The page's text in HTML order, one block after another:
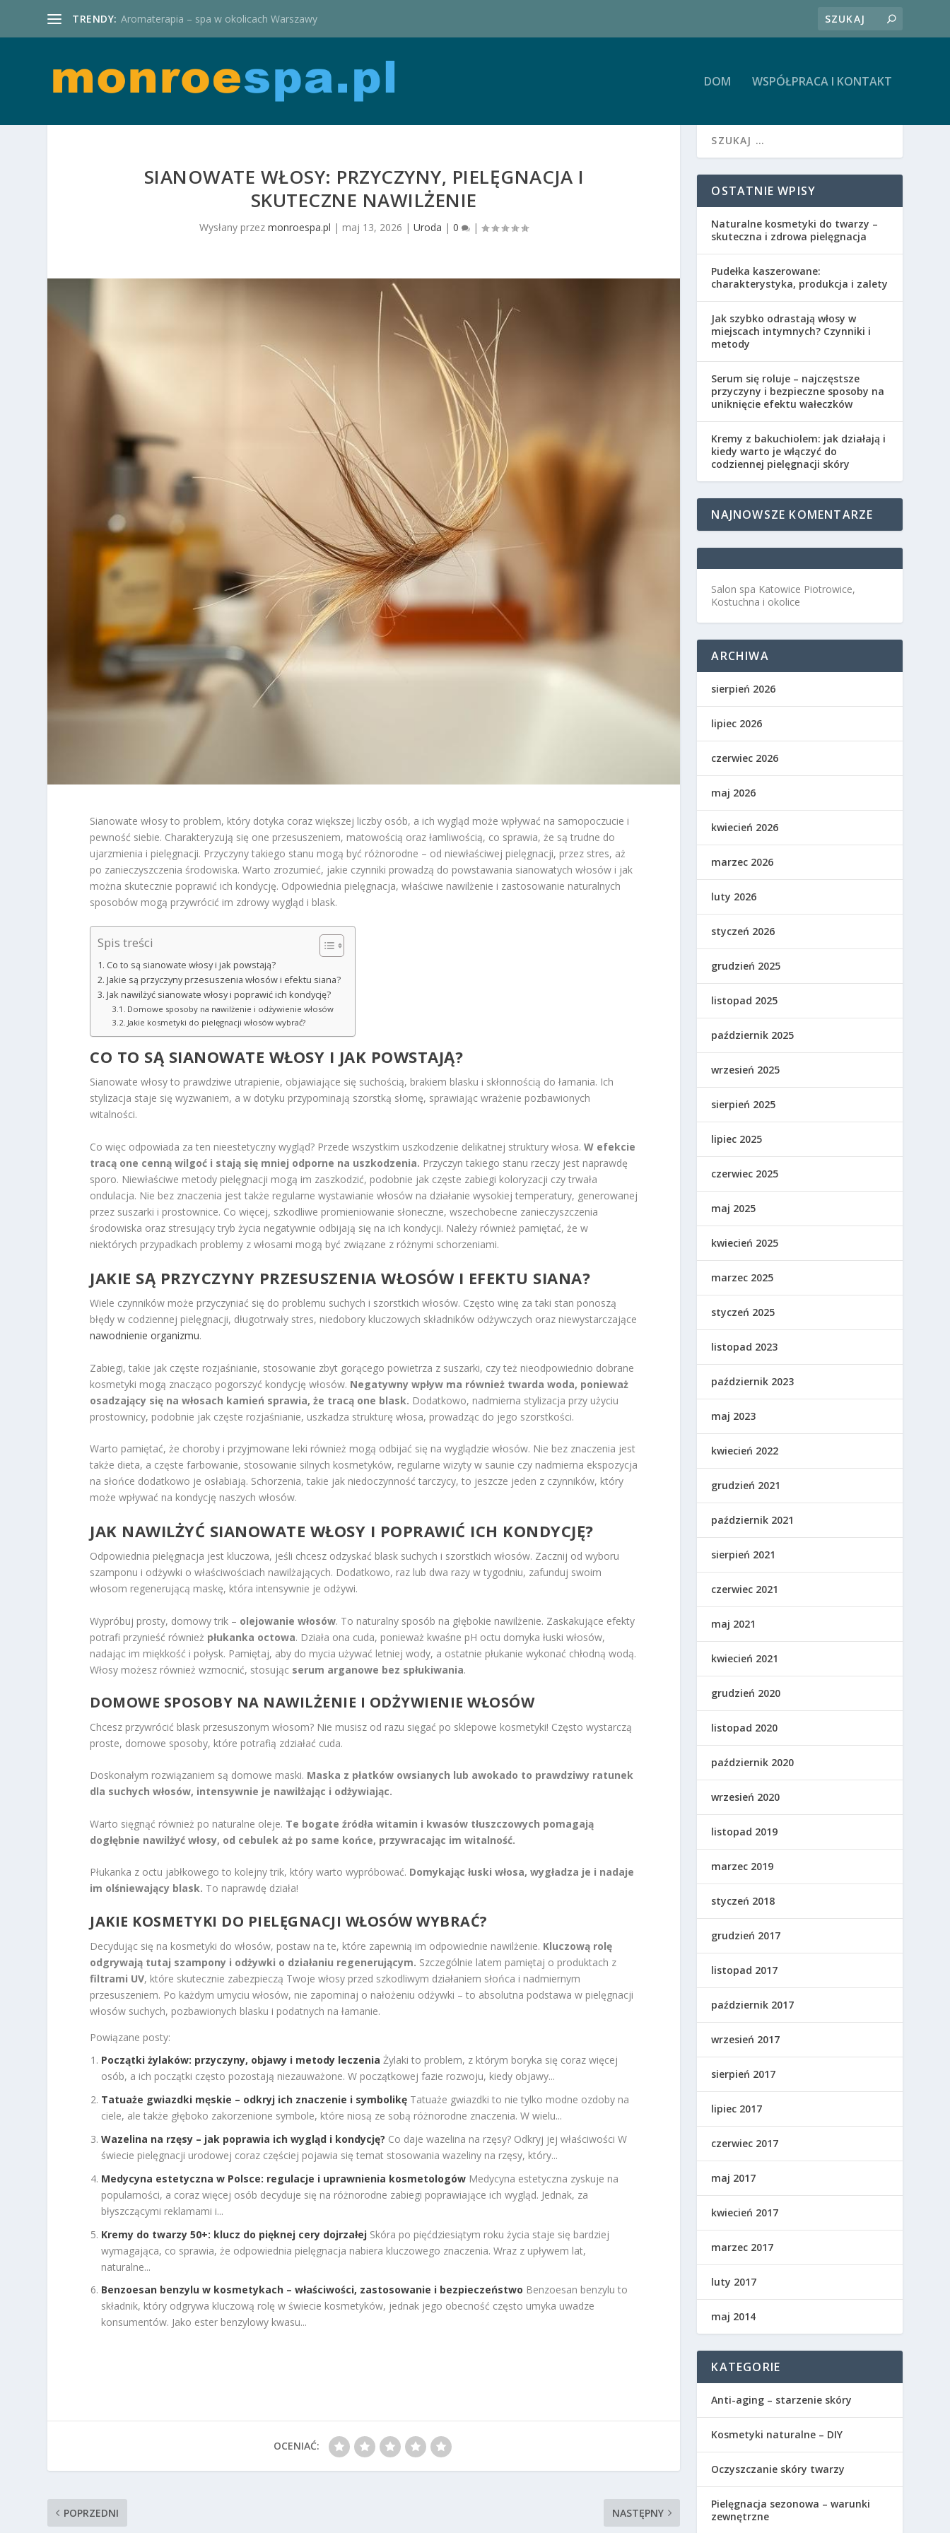
TRENDY: Aromaterapia – spa w okolicach Warszawy
DOM WSPÓŁPRACA I KONTAKT
SIANOWATE WŁOSY: PRZYCZYNY, PIELĘGNACJA I
SKUTECZNE NAWILŻENIE
Wysłany przezmonroespa.pl | maj 13, 2026 |Uroda |0 |
Sianowate włosy to problem, który dotyka coraz większej liczby osób, a ich wygląd może wpływać na samopoczucie i
pewność siebie. Charakteryzują się one przesuszeniem, matowością oraz łamliwością, co sprawia, że są trudne do
ujarzmienia i pielęgnacji. Przyczyny takiego stanu mogą być różnorodne – od niewłaściwej pielęgnacji, przez stres, aż
po zanieczyszczenia środowiska. Warto zrozumieć, jakie czynniki prowadzą do powstawania sianowatych włosów i jak
można skutecznie poprawić ich kondycję. Odpowiednia pielęgnacja, właściwe nawilżenie i zastosowanie naturalnych
sposobów mogą przywrócić im zdrowy wygląd i blask.
Spis treści
Co to są sianowate włosy i jak powstają?
Jakie są przyczyny przesuszenia włosów i efektu siana?
Jak nawilżyć sianowate włosy i poprawić ich kondycję?
Domowe sposoby na nawilżenie i odżywienie włosów
Jakie kosmetyki do pielęgnacji włosów wybrać?
CO TO SĄ SIANOWATE WŁOSY I JAK POWSTAJĄ?
Sianowate włosy to prawdziwe utrapienie, objawiające się suchością, brakiem blasku i skłonnością do łamania. Ich
stylizacja staje się wyzwaniem, a w dotyku przypominają szorstką słomę, sprawiając wrażenie pozbawionych
witalności.
Co więc odpowiada za ten nieestetyczny wygląd? Przede wszystkim uszkodzenie delikatnej struktury włosa.W efekcie
tracą one cenną wilgoć i stają się mniej odporne na uszkodzenia. Przyczyn takiego stanu rzeczy jest naprawdę
sporo. Niewłaściwe metody pielęgnacji mogą im zaszkodzić, podobnie jak częste zabiegi koloryzacji czy trwała
ondulacja. Nie bez znaczenia jest także regularne wystawianie włosów na działanie wysokiej temperatury, generowanej
przez suszarki i prostownice. Co więcej, szkodliwe promieniowanie słoneczne, wszechobecne zanieczyszczenia
środowiska oraz stresujący tryb życia negatywnie odbijają się na ich kondycji. Należy również pamiętać, że w
niektórych przypadkach problemy z włosami mogą być związane z różnymi schorzeniami.
JAKIE SĄ PRZYCZYNY PRZESUSZENIA WŁOSÓW I EFEKTU SIANA?
Wiele czynników może przyczyniać się do problemu suchych i szorstkich włosów. Często winę za taki stan ponoszą
błędy w codziennej pielęgnacji, długotrwały stres, niedobory kluczowych składników odżywczych oraz niewystarczające
nawodnienie organizmu.
Zabiegi, takie jak częste rozjaśnianie, stosowanie zbyt gorącego powietrza z suszarki, czy też nieodpowiednio dobrane
kosmetyki mogą znacząco pogorszyć kondycję włosów. Negatywny wpływ ma również twarda woda, ponieważ
osadzający się na włosach kamień sprawia, że tracą one blask. Dodatkowo, nadmierna stylizacja przy użyciu
prostownicy, podobnie jak częste rozjaśnianie, uszkadza strukturę włosa, prowadząc do jego szorstkości.
Warto pamiętać, że choroby i przyjmowane leki również mogą odbijać się na wyglądzie włosów. Nie bez znaczenia jest
także dieta, a częste farbowanie, stosowanie silnych kosmetyków, regularne wizyty w saunie czy nadmierna ekspozycja
na słońce dodatkowo je osłabiają. Schorzenia, takie jak niedoczynność tarczycy, to jeszcze jeden z czynników, który
może wpływać na kondycję naszych włosów.
JAK NAWILŻYĆ SIANOWATE WŁOSY I POPRAWIĆ ICH KONDYCJĘ?
Odpowiednia pielęgnacja jest kluczowa, jeśli chcesz odzyskać blask suchych i szorstkich włosów. Zacznij od wyboru
szamponu i odżywki o właściwościach nawilżających. Dodatkowo, raz lub dwa razy w tygodniu, zafunduj swoim
włosom regenerującą maskę, która intensywnie je odżywi.
Wypróbuj prosty, domowy trik – olejowanie włosów. To naturalny sposób na głębokie nawilżenie. Zaskakujące efekty
potrafi przynieść również płukanka octowa. Działa ona cuda, ponieważ kwaśne pH octu domyka łuski włosów,
nadając im miękkość i połysk. Pamiętaj, aby do mycia używać letniej wody, a ostatnie płukanie wykonać chłodną wodą.
Włosy możesz również wzmocnić, stosując serum arganowe bez spłukiwania.
DOMOWE SPOSOBY NA NAWILŻENIE I ODŻYWIENIE WŁOSÓW
Chcesz przywrócić blask przesuszonym włosom? Nie musisz od razu sięgać po sklepowe kosmetyki! Często wystarczą
proste, domowe sposoby, które potrafią zdziałać cuda.
Doskonałym rozwiązaniem są domowe maski. Maska z płatków owsianych lub awokado to prawdziwy ratunek
dla suchych włosów, intensywnie je nawilżając i odżywiając.
Warto sięgnąć również po naturalne oleje. Te bogate źródła witamin i kwasów tłuszczowych pomagają
dogłębnie nawilżyć włosy, od cebulek aż po same końce, przywracając im witalność.
Płukanka z octu jabłkowego to kolejny trik, który warto wypróbować. Domykając łuski włosa, wygładza je i nadaje
im olśniewający blask. To naprawdę działa!
JAKIE KOSMETYKI DO PIELĘGNACJI WŁOSÓW WYBRAĆ?
Decydując się na kosmetyki do włosów, postaw na te, które zapewnią im odpowiednie nawilżenie. Kluczową rolę
odgrywają tutaj szampony i odżywki o działaniu regenerującym. Szczególnie latem pamiętaj o produktach z
filtrami UV, które skutecznie zabezpieczą Twoje włosy przed szkodliwym działaniem słońca i nadmiernym
przesuszeniem. Po każdym umyciu włosów, nie zapominaj o nałożeniu odżywki – to absolutna podstawa w pielęgnacji
włosów suchych, pozbawionych blasku i podatnych na łamanie.
Powiązane posty:
Początki żylaków: przyczyny, objawy i metody leczenia Żylaki to problem, z którym boryka się coraz więcej
osób, a ich początki często pozostają niezauważone. W początkowej fazie rozwoju, kiedy objawy...
Tatuaże gwiazdki męskie – odkryj ich znaczenie i symbolikę Tatuaże gwiazdki to nie tylko modne ozdoby na
ciele, ale także głęboko zakorzenione symbole, które niosą ze sobą różnorodne znaczenia. W wielu...
Wazelina na rzęsy – jak poprawia ich wygląd i kondycję? Co daje wazelina na rzęsy? Odkryj jej właściwości W
świecie pielęgnacji urodowej coraz częściej pojawia się temat stosowania wazeliny na rzęsy, który...
Medycyna estetyczna w Polsce: regulacje i uprawnienia kosmetologów Medycyna estetyczna zyskuje na
popularności, a coraz więcej osób decyduje się na różnorodne zabiegi poprawiające ich wygląd. Jednak, za
błyszczącymi reklamami i...
Kremy do twarzy 50+: klucz do pięknej cery dojrzałej Skóra po pięćdziesiątym roku życia staje się bardziej
wymagająca, co sprawia, że odpowiednia pielęgnacja nabiera kluczowego znaczenia. Wraz z upływem lat,
naturalne...
Benzoesan benzylu w kosmetykach – właściwości, zastosowanie i bezpieczeństwo Benzoesan benzylu to
składnik, który odgrywa kluczową rolę w świecie kosmetyków, jednak jego obecność często umyka uwadze
konsumentów. Jako ester benzylowy kwasu...
OCENIAĆ:
POPRZEDNI NASTĘPNY
OSTATNIE WPISY
Naturalne kosmetyki do twarzy –
skuteczna i zdrowa pielęgnacja
Pudełka kaszerowane:
charakterystyka, produkcja i zalety
Jak szybko odrastają włosy w
miejscach intymnych? Czynniki i
metody
Serum się roluje – najczęstsze
przyczyny i bezpieczne sposoby na
uniknięcie efektu wałeczków
Kremy z bakuchiolem: jak działają i
kiedy warto je włączyć do
codziennej pielęgnacji skóry
NAJNOWSZE KOMENTARZE
Salon spa Katowice Piotrowice,
Kostuchna i okolice
ARCHIWA
sierpień 2026
lipiec 2026
czerwiec 2026
maj 2026
kwiecień 2026
marzec 2026
luty 2026
styczeń 2026
grudzień 2025
listopad 2025
październik 2025
wrzesień 2025
sierpień 2025
lipiec 2025
czerwiec 2025
maj 2025
kwiecień 2025
marzec 2025
styczeń 2025
listopad 2023
październik 2023
maj 2023
kwiecień 2022
grudzień 2021
październik 2021
sierpień 2021
czerwiec 2021
maj 2021
kwiecień 2021
grudzień 2020
listopad 2020
październik 2020
wrzesień 2020
listopad 2019
marzec 2019
styczeń 2018
grudzień 2017
listopad 2017
październik 2017
wrzesień 2017
sierpień 2017
lipiec 2017
czerwiec 2017
maj 2017
kwiecień 2017
marzec 2017
luty 2017
maj 2014
KATEGORIE
Anti-aging – starzenie skóry
Kosmetyki naturalne – DIY
Oczyszczanie skóry twarzy
Pielęgnacja sezonowa – warunki
zewnętrzne